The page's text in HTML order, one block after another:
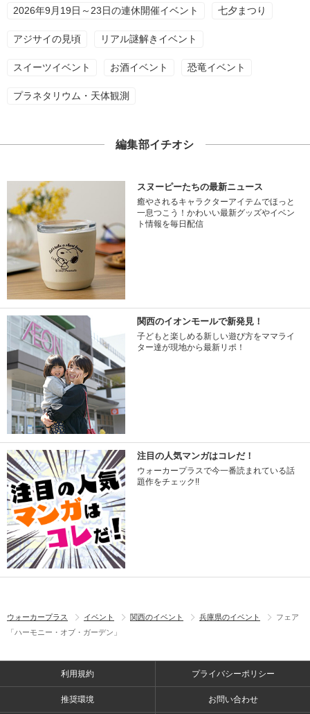
2026年9月19日～23日の連休開催イベント 七夕まつり
アジサイの見頃 リアル謎解きイベント
スイーツイベント お酒イベント 恐竜イベント
プラネタリウム・天体観測
編集部イチオシ
スヌーピーたちの最新ニュース
癒やされるキャラクターアイテムでほっと
一息つこう！かわいい最新グッズやイベン
ト情報を毎日配信
関西のイオンモールで新発見！
子どもと楽しめる新しい遊び方をママライ
ター達が現地から最新リポ！
注目の人気マンガはコレだ！
ウォーカープラスで今一番読まれている話
題作をチェック!!
ウォーカープラス イベント 関西のイベント 兵庫県のイベント
フェア
「ハーモニー・オブ・ガーデン」
利用規約 プライバシーポリシー
推奨環境 お問い合わせ